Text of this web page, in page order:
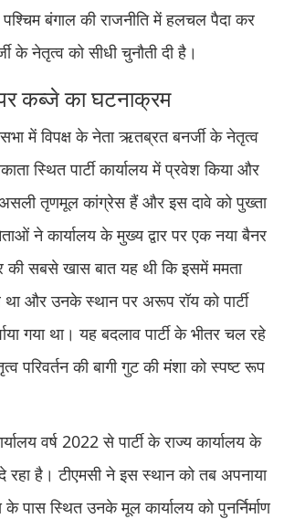
बंगाल की राजनीति में हलचल पैदा कर
के नेतृत्व को सीधी चुनौती दी है।
पर कब्जे का घटनाक्रम
में विपक्ष के नेता ऋतब्रत बनर्जी के नेतृत्व
स्थित पार्टी कार्यालय में प्रवेश किया और
असली तृणमूल कांग्रेस हैं और इस दावे को पुख्ता
ने कार्यालय के मुख्य द्वार पर एक नया बैनर
की सबसे खास बात यह थी कि इसमें ममता
था और उनके स्थान पर अरूप रॉय को पार्टी
गया था। यह बदलाव पार्टी के भीतर चल रहे
परिवर्तन की बागी गुट की मंशा को स्पष्ट रूप
वर्ष 2022 से पार्टी के राज्य कार्यालय के
रहा है। टीएमसी ने इस स्थान को तब अपनाया
पास स्थित उनके मूल कार्यालय को पुनर्निर्माण